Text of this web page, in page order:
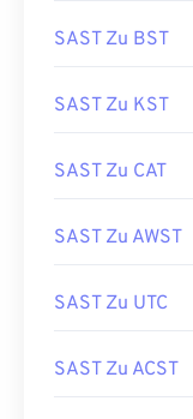
SAST Zu BST
SAST Zu KST
SAST Zu CAT
SAST Zu AWST
SAST Zu UTC
SAST Zu ACST